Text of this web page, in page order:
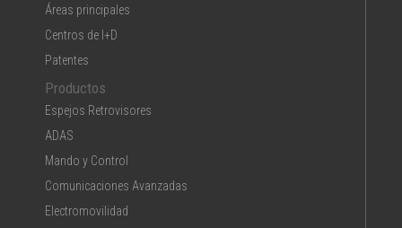
Áreas principales
Centros de I+D
Patentes
Productos
Espejos Retrovisores
ADAS
Mando y Control
Comunicaciones Avanzadas
Electromovilidad